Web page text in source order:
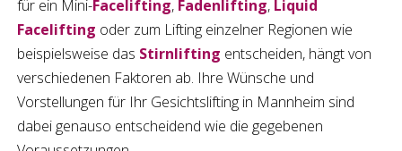
für ein Mini-Facelifting, Fadenlifting, Liquid
Facelifting oder zum Lifting einzelner Regionen wie
beispielsweise das Stirnlifting entscheiden, hängt von
verschiedenen Faktoren ab. Ihre Wünsche und
Vorstellungen für Ihr Gesichtslifting in Mannheim sind
dabei genauso entscheidend wie die gegebenen